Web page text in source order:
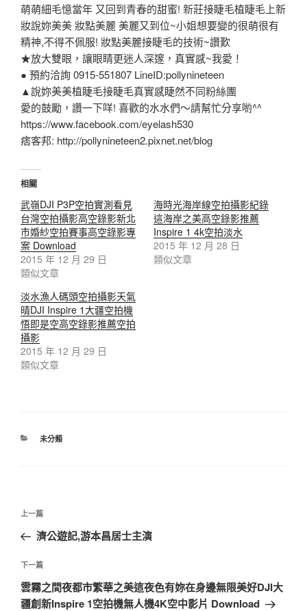
萌萌細毛憶當年 又回到青春的甜蜜! 新莊接睫毛植睫毛上新
妝說妳美美 妝點美麗 美麗又到位~小姐想要變的很萌很有
精神,不得不佩服! 妝點美麗接睫毛的技術~讚歎
★放大雙眼，讓眼睛更迷人深邃，真實感~我愛！
● 預約洽詢 0915-551807 LineID:pollynineteen
▲說妳美美植睫毛接睫毛真實感睫然不同粉絲團
愛的鼓勵，讚一下咩! 喜歡的水水們～請幫忙分享喲^^
https://www.facebook.com/eyelash530
痞客邦: http://pollynineteen2.pixnet.net/blog
相關
武嶺DJI P3P空拍實測看見
台灣空拍攝影高空錄影新北
市婚紗空拍賽事高空錄影專
案 Download
2015 年 12 月 29 日
類似文章
海時光海岸線空拍攝影紀錄
這海岸之美高空錄影推薦
Inspire 1 4k空拍淡水
2015 年 12 月 28 日
類似文章
淡水漁人碼頭空拍攝影天氣
晴DJI Inspire 1大疆空拍機
悟即是空高空錄影推薦空拍
攝影
2015 年 12 月 29 日
類似文章
未分類
上一篇
濟公遊記,游本昌居士主演
下一篇
雲霧之間夜都市繁華之美這夜色有妳在身邊無限美好DJI大
疆創新Inspire 1空拍機無人機4K空中影片 Download